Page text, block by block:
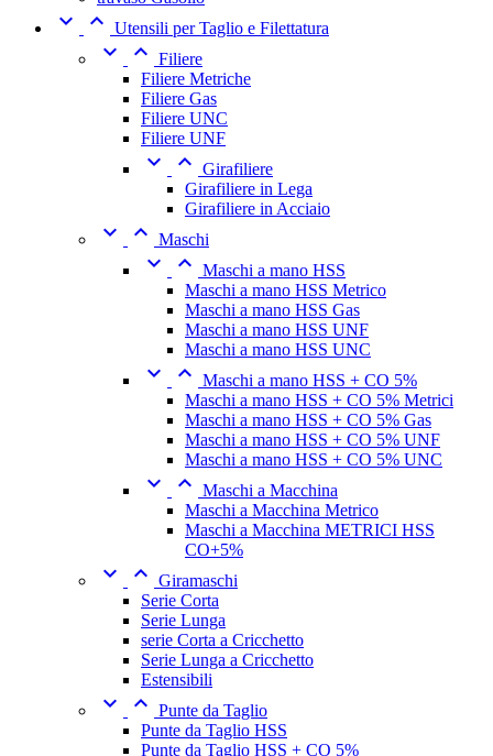
  Utensili per Taglio e Filettatura
  Filiere
Filiere Metriche
Filiere Gas
Filiere UNC
Filiere UNF
  Girafiliere
Girafiliere in Lega
Girafiliere in Acciaio
  Maschi
  Maschi a mano HSS
Maschi a mano HSS Metrico
Maschi a mano HSS Gas
Maschi a mano HSS UNF
Maschi a mano HSS UNC
  Maschi a mano HSS + CO 5%
Maschi a mano HSS + CO 5% Metrici
Maschi a mano HSS + CO 5% Gas
Maschi a mano HSS + CO 5% UNF
Maschi a mano HSS + CO 5% UNC
  Maschi a Macchina
Maschi a Macchina Metrico
Maschi a Macchina METRICI HSS
CO+5%
  Giramaschi
Serie Corta
Serie Lunga
serie Corta a Cricchetto
Serie Lunga a Cricchetto
Estensibili
  Punte da Taglio
Punte da Taglio HSS
Punte da Taglio HSS + CO 5%